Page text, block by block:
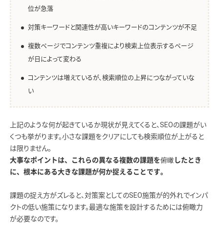
位が急落
対策キーワードと関連性が高いキーワードのコンテンツが不足
複数ページでコンテンツ重複により検索上位表示するページ
が日によって変わる
コンテンツは増えているが、検索順位の上昇につながっていな
い
上記のような何が起きているか現状が見えてくると、SEOの課題がい
くつも挙がります。小さな課題をクリアにしても検索順位が上がると
は限りません。
大事なポイントは、これらの異なる複数の課題を俯瞰したとき
に、根本にある大きな課題が何か捉えることです。
課題の捉え方がズレると、対策案としてのSEO施策が的外れでインパ
クトの低い施策になります。最適な施策を設計するためには俯瞰力
が必要なのです。